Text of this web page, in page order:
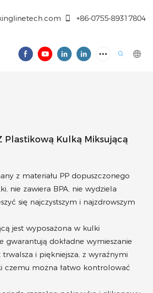
+86-0755-89317804
Plastikową Kulką Miksującą
z materiału PP dopuszczonego
nie zawiera BPA, nie wydziela
się najczystszym i najzdrowszym
jest wyposażona w kulki
gwarantują dokładne wymieszanie
i piękniejsza, z wyraźnymi
czemu można łatwo kontrolować